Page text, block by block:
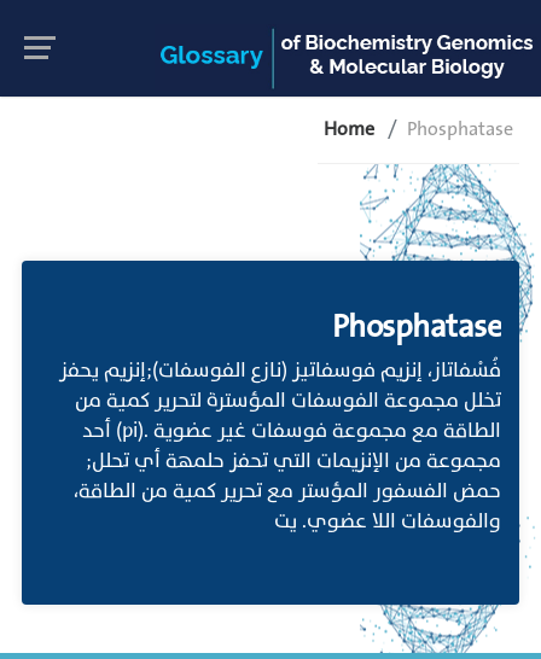
Home Phosphatase
Phosphatase
فُسْفاتاز، إنزيم فوسفاتيز (نازع الفوسفات);إنزيم يحفز
تخلل مجموعة الفوسفات المؤسترة لتحرير كمية من
الطاقة مع مجموعة فوسفات غير عضوية .(pi) أحد
مجموعة من الإنزيمات التي تحفز حلمهة أي تحلل;
حمض الفسفور المؤستر مع تحرير كمية من الطاقة،
والفوسفات اللا عضوي. يت